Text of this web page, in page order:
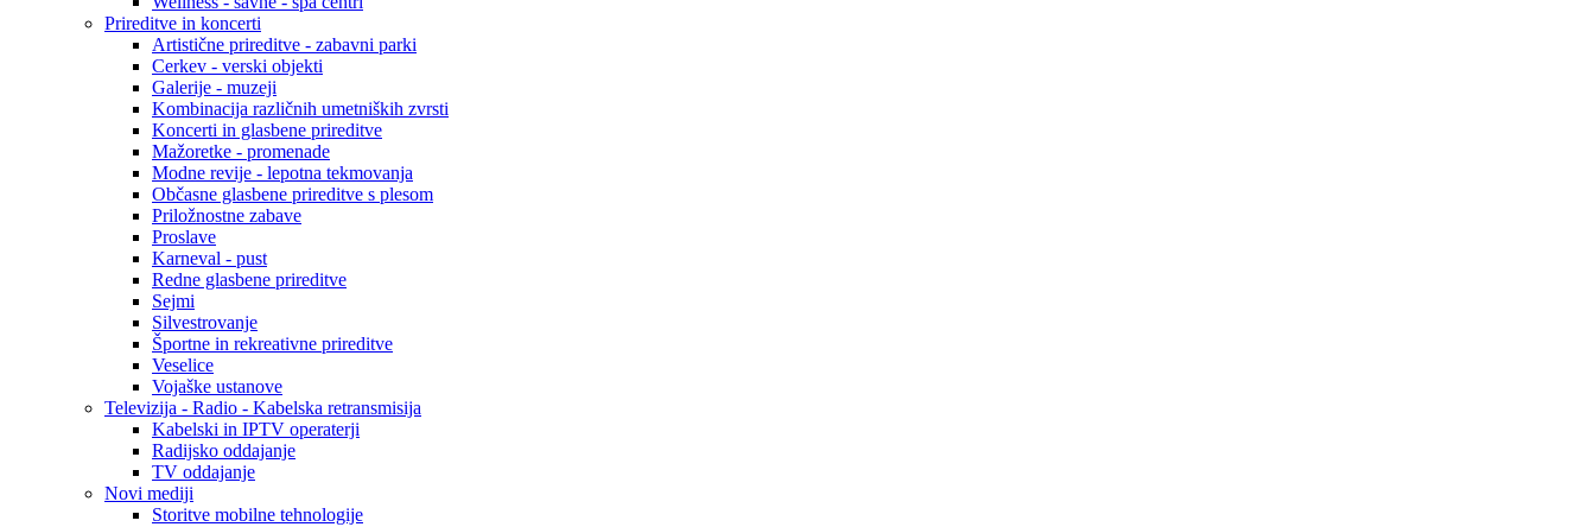
Prireditve in koncerti
Artistične prireditve - zabavni parki
Cerkev - verski objekti
Galerije - muzeji
Kombinacija različnih umetniških zvrsti
Koncerti in glasbene prireditve
Mažoretke - promenade
Modne revije - lepotna tekmovanja
Občasne glasbene prireditve s plesom
Priložnostne zabave
Proslave
Karneval - pust
Redne glasbene prireditve
Sejmi
Silvestrovanje
Športne in rekreativne prireditve
Veselice
Vojaške ustanove
Televizija - Radio - Kabelska retransmisija
Kabelski in IPTV operaterji
Radijsko oddajanje
TV oddajanje
Novi mediji
Storitve mobilne tehnologije